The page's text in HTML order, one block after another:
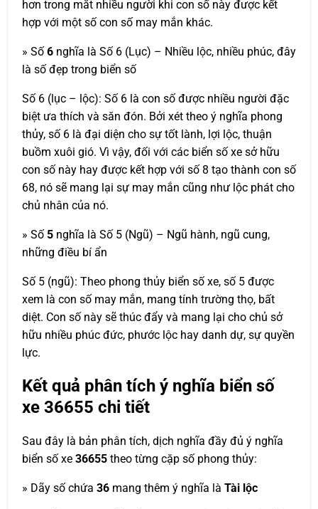
hơn trong mắt nhiều người khi con số này được kết
hợp với một số con số may mắn khác.
» Số6 nghĩa là Số 6 (Lục) – Nhiều lộc, nhiều phúc, đây
là số đẹp trong biển số
Số 6 (lục – lộc): Số 6 là con số được nhiều người đặc
biệt ưa thích và săn đón. Bởi xét theo ý nghĩa phong
thủy, số 6 là đại diện cho sự tốt lành, lợi lộc, thuận
buồm xuôi gió. Vì vậy, đối với các biển số xe sở hữu
con số này hay được kết hợp với số 8 tạo thành con số
68, nó sẽ mang lại sự may mắn cũng như lộc phát cho
chủ nhân của nó.
» Số5 nghĩa là Số 5 (Ngũ) – Ngũ hành, ngũ cung,
những điều bí ẩn
Số 5 (ngũ): Theo phong thủy biển số xe, số 5 được
xem là con số may mắn, mang tính trường thọ, bất
diệt. Con số này sẽ thúc đẩy và mang lại cho chủ sở
hữu nhiều phúc đức, phước lộc hay danh dự, sự quyền
lực.
Kết quả phân tích ý nghĩa biển số
xe 36655 chi tiết
Sau đây là bản phân tích, dịch nghĩa đầy đủ ý nghĩa
biển số xe 36655 theo từng cặp số phong thủy:
» Dãy số chứa 36 mang thêm ý nghĩa là Tài lộc